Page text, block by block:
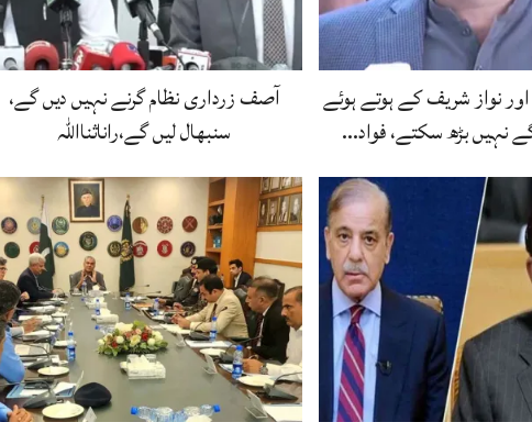
نواز شریف کے ہوتے ہوئے
نہیں بڑھ سکتے، فواد…
آصف زرداری نظام گرنے نہیں دیں گے،
سنبھال لیں گے،راناثنااللہ